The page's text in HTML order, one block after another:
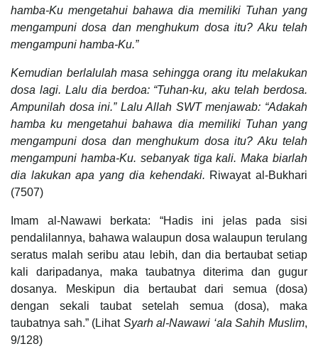
hamba-Ku mengetahui bahawa dia memiliki Tuhan yang
mengampuni dosa dan menghukum dosa itu? Aku telah
mengampuni hamba-Ku.”
Kemudian berlalulah masa sehingga orang itu melakukan
dosa lagi. Lalu dia berdoa: “Tuhan-ku, aku telah berdosa.
Ampunilah dosa ini.” Lalu Allah SWT menjawab: “Adakah
hamba ku mengetahui bahawa dia memiliki Tuhan yang
mengampuni dosa dan menghukum dosa itu? Aku telah
mengampuni hamba-Ku. sebanyak tiga kali. Maka biarlah
dia lakukan apa yang dia kehendaki. Riwayat al-Bukhari
(7507)
Imam al-Nawawi berkata: “Hadis ini jelas pada sisi
pendalilannya, bahawa walaupun dosa walaupun terulang
seratus malah seribu atau lebih, dan dia bertaubat setiap
kali daripadanya, maka taubatnya diterima dan gugur
dosanya. Meskipun dia bertaubat dari semua (dosa)
dengan sekali taubat setelah semua (dosa), maka
taubatnya sah.” (Lihat Syarh al-Nawawi ‘ala Sahih Muslim,
9/128)